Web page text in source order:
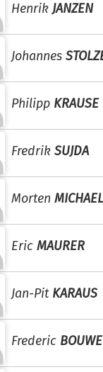
Henrik JANZEN
Johannes
Philipp KRAUSE
Fredrik SUJDA
Morten
Eric MAURER
Jan-Pit KARAUS
Frederic